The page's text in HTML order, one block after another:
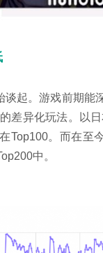
谈起。游戏前期能
的差异化玩法。以
Top100。 而在至
中。